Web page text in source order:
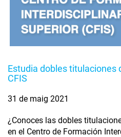
Estudia dobles titulaciones
CFIS
31 de maig 2021
¿Conoces las dobles
en el Centro de Formación